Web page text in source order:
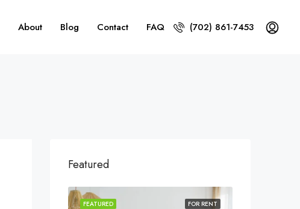
About Blog Contact FAQ (702) 861-7453
Featured
FOR RENT
FEATURED